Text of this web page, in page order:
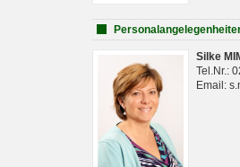
Silke
Tel.Nr.:
Email: